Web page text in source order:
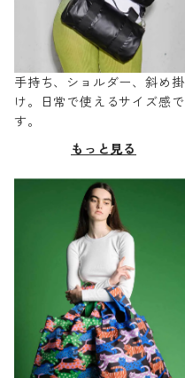
手持ち、ショルダー、斜め掛
け。日常で使えるサイズ感で
す。
もっと見る